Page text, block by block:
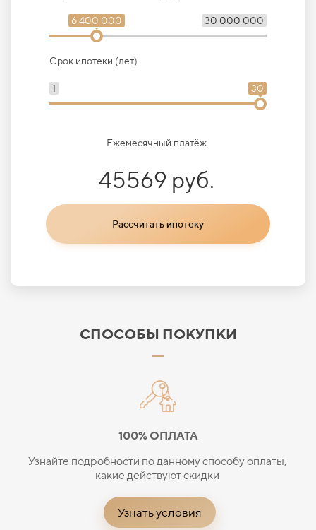
30 000 000
6 400 000
Срок ипотеки (лет)
1 30
Ежемесячный платёж
45569 руб.
Рассчитать ипотеку
СПОСОБЫ ПОКУПКИ
100% ОПЛАТА
Узнайте подробности по данному способу оплаты,
какие действуют скидки
Узнать условия